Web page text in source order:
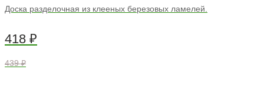
Доска разделочная из клееных березовых ламелей.
418 ₽
439 ₽